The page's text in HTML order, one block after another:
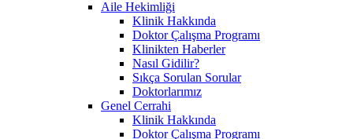
Aile Hekimliği
Klinik Hakkında
Doktor Çalışma Programı
Klinikten Haberler
Nasıl Gidilir?
Sıkça Sorulan Sorular
Doktorlarımız
Genel Cerrahi
Klinik Hakkında
Doktor Çalışma Programı